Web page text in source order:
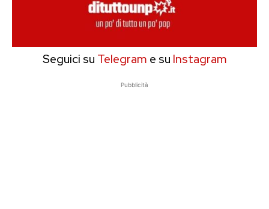
Seguici su Telegram e su Instagram
Pubblicità